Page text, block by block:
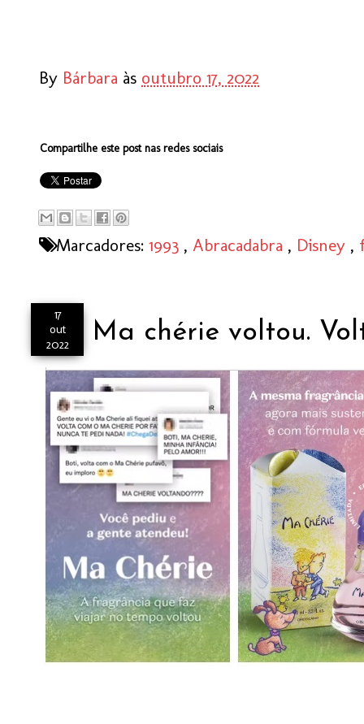
By Bárbara às outubro 17, 2022
Compartilhe este post nas redes sociais
Marcadores: 1993 , Abracadabra , Disney ,
17
out
2022
Ma chérie voltou.